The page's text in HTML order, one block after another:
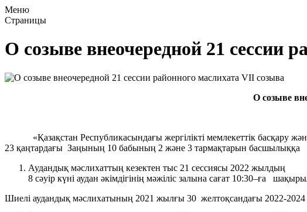
Меню
Страницы
О созыве внеочередной 21 сессии
О созыве
«Қазақстан Республикасындағы жергілікті мемлекеттік басқару
23 қаңтардағы Заңының 10 бабының 2 және 3 тармақтарын
Аудандық мәслихаттың кезектен тыс 21 сессиясы 2022 жылдың
8 сәуір күні аудан әкімдігінің мәжіліс залына сағат 10:30–ға
Шиелі аудандық мәслихатының 2021 жылғы 30 желтоқсандағы 2022-2024